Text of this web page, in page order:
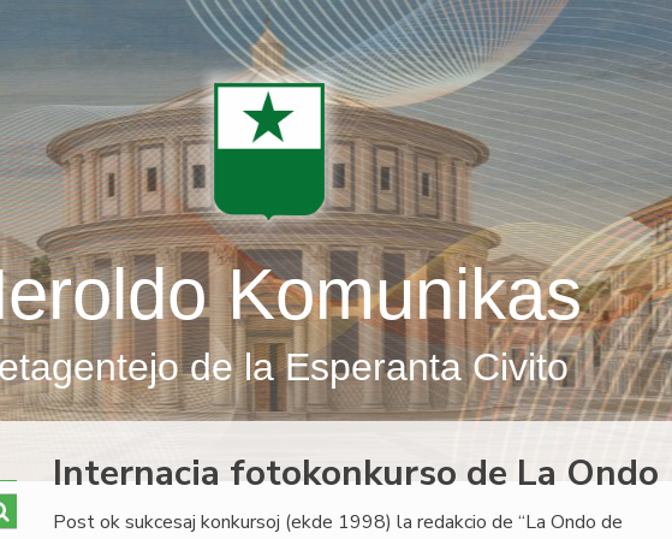
Komunikas
de la Esperanta Civito
Internacia fotokonkurso de La Ondo
Post ok sukcesaj konkursoj (ekde 1998) la redakcio de “La Ondo de